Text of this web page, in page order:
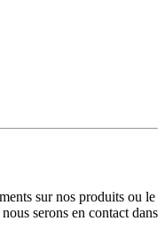
sur nos produits ou le
serons en contact dans